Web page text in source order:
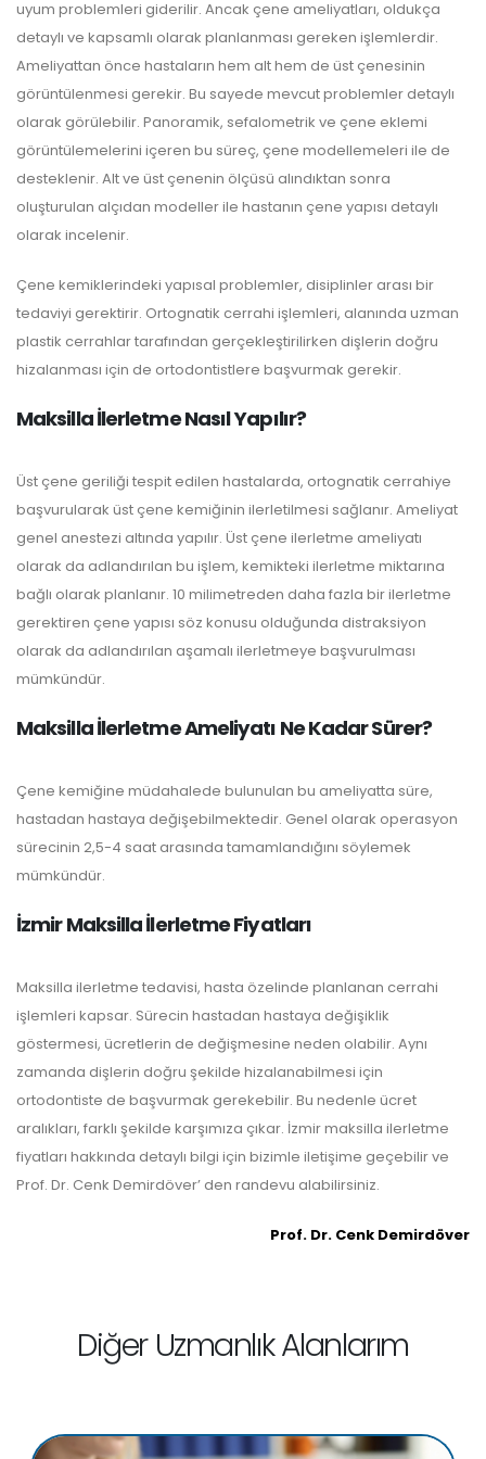
uyum problemleri giderilir. Ancak çene ameliyatları, oldukça
detaylı ve kapsamlı olarak planlanması gereken işlemlerdir.
Ameliyattan önce hastaların hem alt hem de üst çenesinin
görüntülenmesi gerekir. Bu sayede mevcut problemler detaylı
olarak görülebilir. Panoramik, sefalometrik ve çene eklemi
görüntülemelerini içeren bu süreç, çene modellemeleri ile de
desteklenir. Alt ve üst çenenin ölçüsü alındıktan sonra
oluşturulan alçıdan modeller ile hastanın çene yapısı detaylı
olarak incelenir.
Çene kemiklerindeki yapısal problemler, disiplinler arası bir
tedaviyi gerektirir. Ortognatik cerrahi işlemleri, alanında uzman
plastik cerrahlar tarafından gerçekleştirilirken dişlerin doğru
hizalanması için de ortodontistlere başvurmak gerekir.
Maksilla İlerletme Nasıl Yapılır?
Üst çene geriliği tespit edilen hastalarda, ortognatik cerrahiye
başvurularak üst çene kemiğinin ilerletilmesi sağlanır. Ameliyat
genel anestezi altında yapılır. Üst çene ilerletme ameliyatı
olarak da adlandırılan bu işlem, kemikteki ilerletme miktarına
bağlı olarak planlanır. 10 milimetreden daha fazla bir ilerletme
gerektiren çene yapısı söz konusu olduğunda distraksiyon
olarak da adlandırılan aşamalı ilerletmeye başvurulması
mümkündür.
Maksilla İlerletme Ameliyatı Ne Kadar Sürer?
Çene kemiğine müdahalede bulunulan bu ameliyatta süre,
hastadan hastaya değişebilmektedir. Genel olarak operasyon
sürecinin 2,5-4 saat arasında tamamlandığını söylemek
mümkündür.
İzmir Maksilla İlerletme Fiyatları
Maksilla ilerletme tedavisi, hasta özelinde planlanan cerrahi
işlemleri kapsar. Sürecin hastadan hastaya değişiklik
göstermesi, ücretlerin de değişmesine neden olabilir. Aynı
zamanda dişlerin doğru şekilde hizalanabilmesi için
ortodontiste de başvurmak gerekebilir. Bu nedenle ücret
aralıkları, farklı şekilde karşımıza çıkar. İzmir maksilla ilerletme
fiyatları hakkında detaylı bilgi için bizimle iletişime geçebilir ve
Prof. Dr. Cenk Demirdöver’ den randevu alabilirsiniz.
Prof. Dr. Cenk Demirdöver
Diğer Uzmanlık Alanlarım